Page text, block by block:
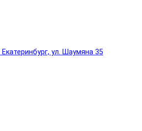
ул. Шаумяна 35